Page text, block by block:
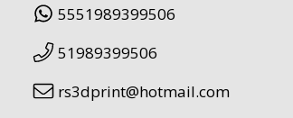
5551989399506
51989399506
rs3dprint@hotmail.com